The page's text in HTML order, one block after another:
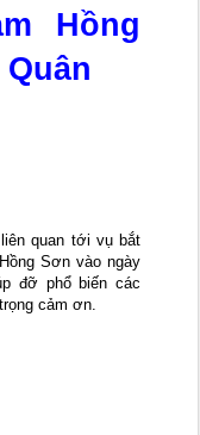
Hồng
quan tới vụ bắt
Sơn vào ngày
đỡ phổ biến các
cảm ơn.